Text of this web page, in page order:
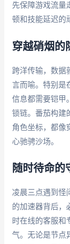
先保障游戏流量
顿和技能延迟的
穿越硝烟的
跨洋传输，数据
言而喻。特别是
信息都需要铠甲
锁链。番茄构建
角色坐标，都像
心驰骋沙场。
随时待命的
凌晨三点遇到怪
的加速器背后，
时在线的客服和
气。无论是节点